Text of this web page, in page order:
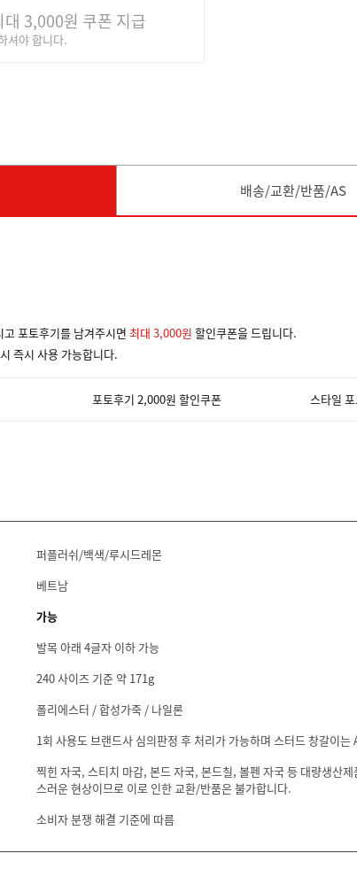
3,000원 쿠폰 지급
셔야 합니다.
배송/교환/반품/AS
포토후기를 남겨주시면 최대 3,000원 할인쿠폰을 드립니다.
즉시 사용 가능합니다.
포토후기 2,000원 할인쿠폰 스타일
퍼플러쉬/백색/루시드레몬
베트남
가능
발목 아래 4글자 이하 가능
240 사이즈 기준 약 171g
폴리에스터 / 합성가죽 / 나일론
1회 사용도 브랜드사 심의판정 후 처리가 가능하며 스터드 창갈이는
찍힌 자국, 스티치 마감, 본드 자국, 본드칠, 볼펜 자국 등 대량생산
스러운 현상이므로 이로 인한 교환/반품은 불가합니다.
소비자 분쟁 해결 기준에 따름